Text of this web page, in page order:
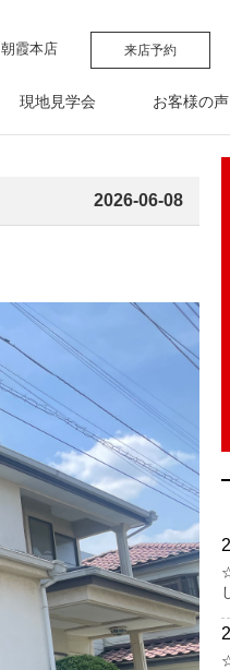
朝霞本店 来店予約
現地見学会 お客様の声
2026-06-08